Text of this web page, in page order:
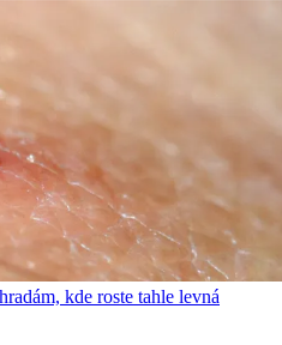
kde roste tahle levná